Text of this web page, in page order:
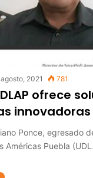
2021 781
ofrece
innovadoras
Ponce, egresado
Américas Puebla